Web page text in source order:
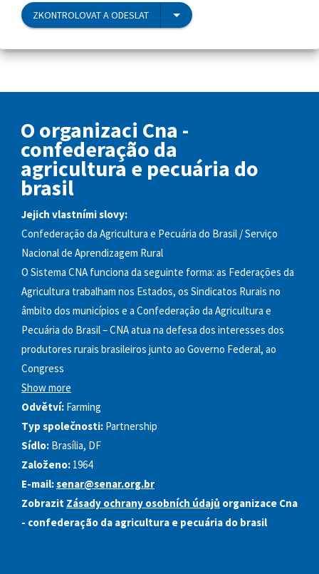
ZKONTROLOVAT A ODESLAT
O organizaci Cna -
confederação da
agricultura e pecuária do
brasil
Jejich vlastními slovy:
Confederação da Agricultura e Pecuária do Brasil / Serviço
Nacional de Aprendizagem Rural
O Sistema CNA funciona da seguinte forma: as Federações da
Agricultura trabalham nos Estados, os Sindicatos Rurais no
âmbito dos municípios e a Confederação da Agricultura e
Pecuária do Brasil – CNA atua na defesa dos interesses dos
produtores rurais brasileiros junto ao Governo Federal, ao
Congress
Show more
Odvětví: Farming
Typ společnosti: Partnership
Sídlo: Brasília, DF
Založeno: 1964
E-mail:senar@senar.org.br
Zobrazit Zásady ochrany osobních údajů organizace Cna
- confederação da agricultura e pecuária do brasil